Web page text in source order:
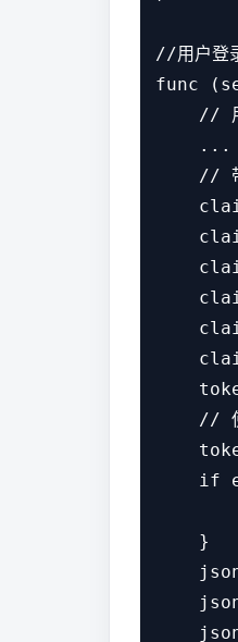
//用户登
func
//
    ...
//
//
if
    }